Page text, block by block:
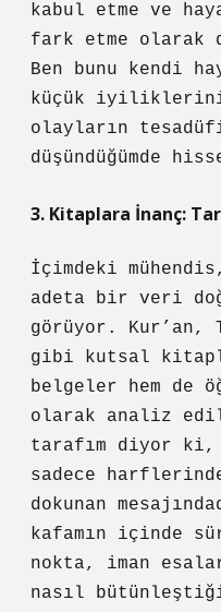
kabul etme ve
fark etme
Ben bunu kendi
küçük iyiliklerini
olayların tesadüfi
düşündüğümde
3. Kitaplara İnanç:
İçimdeki
adeta bir veri
görüyor.
gibi kutsal
belgeler hem de
olarak analiz
tarafım diyor ki,
sadece
dokunan
kafamın içinde
nokta, iman
nasıl